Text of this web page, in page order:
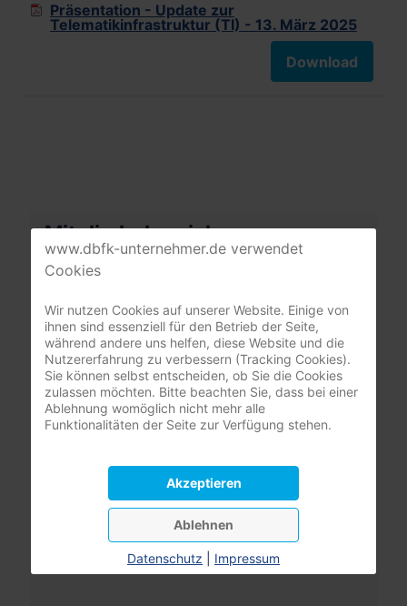
Präsentation - Update zur
Telematikinfrastruktur (TI) - 13. März 2025
Download
Mitgliederbereich
nur registrierte Pflegeunternehmer:innen
(DBfK Nordwest + Südost)
Benutzername
Passwort
Anmelden
Passwort vergessen?
Benutzername vergessen?
www.dbfk-unternehmer.de verwendet
Cookies
Wir nutzen Cookies auf unserer Website. Einige von
ihnen sind essenziell für den Betrieb der Seite,
während andere uns helfen, diese Website und die
Nutzererfahrung zu verbessern (Tracking Cookies).
Sie können selbst entscheiden, ob Sie die Cookies
zulassen möchten. Bitte beachten Sie, dass bei einer
Ablehnung womöglich nicht mehr alle
Funktionalitäten der Seite zur Verfügung stehen.
Akzeptieren
Ablehnen
Datenschutz Impressum